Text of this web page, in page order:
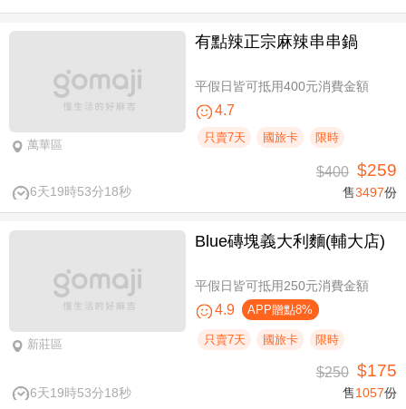
萬華區
有點辣正宗麻辣串串鍋
平假日皆可抵用400元消費金額
4.7
只賣7天 國旅卡 限時
6天19時53分18秒
$400 $259
售3497份
新莊區
Blue磚塊義大利麵(輔大店)
平假日皆可抵用250元消費金額
4.9 APP贈點8%
只賣7天 國旅卡 限時
6天19時53分18秒
$250 $175
售1057份